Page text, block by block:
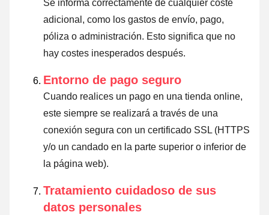
Se informa correctamente de cualquier coste
adicional, como los gastos de envío, pago,
póliza o administración. Esto significa que no
hay costes inesperados después.
Entorno de pago seguro
Cuando realices un pago en una tienda online,
este siempre se realizará a través de una
conexión segura con un certificado SSL (HTTPS
y/o un candado en la parte superior o inferior de
la página web).
Tratamiento cuidadoso de sus
datos personales